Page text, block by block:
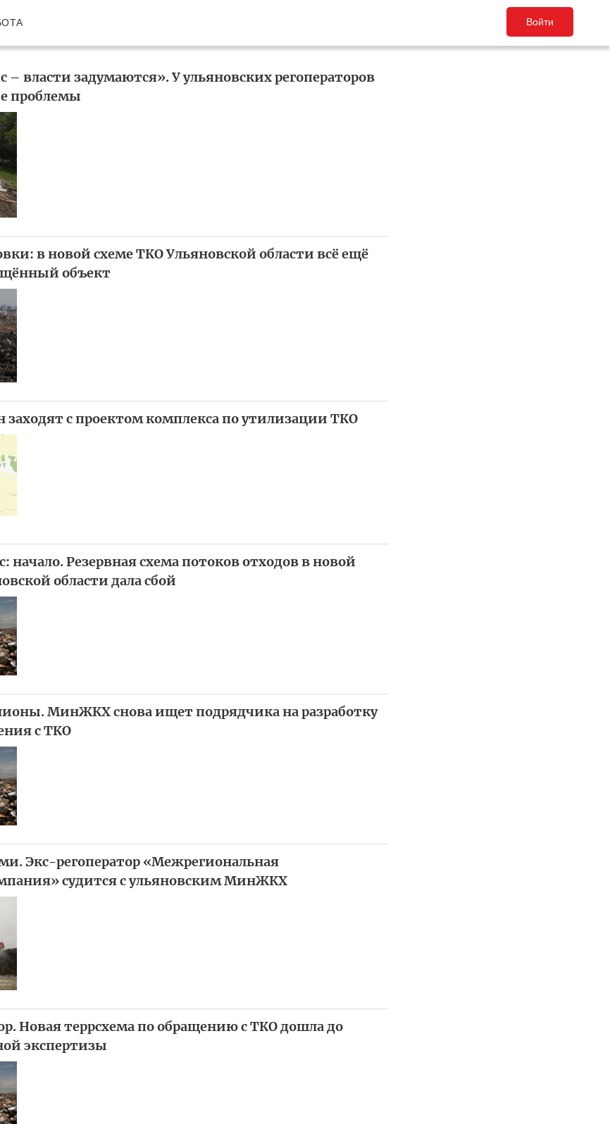
Войти
– власти задумаются». У ульяновских регоператоров
проблемы
в новой схеме ТКО Ульяновской области всё ещё
объект
с проектом комплекса по утилизации ТКО
начало. Резервная схема потоков отходов в новой
области дала сбой
МинЖКХ снова ищет подрядчика на разработку
с ТКО
Экс-регоператор «Межрегиональная
судится с ульяновским МинЖКХ
Новая террсхема по обращению с ТКО дошла до
экспертизы